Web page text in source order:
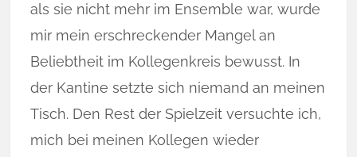
als sie nicht mehr im Ensemble war, wurde
mir mein erschreckender Mangel an
Beliebtheit im Kollegenkreis bewusst. In
der Kantine setzte sich niemand an meinen
Tisch. Den Rest der Spielzeit versuchte ich,
mich bei meinen Kollegen wieder